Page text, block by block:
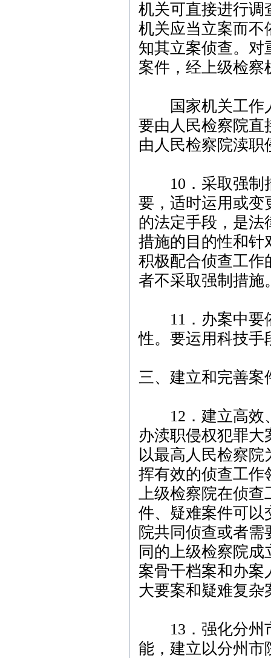
机关可直接进行调
机关应当立案而不
知其立案侦查。对
案件，经上级检察
国家机关工作人
要由人民检察院直
由人民检察院渎职
10．采取强制措
要，适时运用或变
的法定手段，是法
措施的目的性和针
积极配合侦查工作
者不采取强制措施
11．办案中要依
性。要运用科技手
三、建立和完善案
12．建立高效、
办渎职侵权犯罪
以最高人民检察
挥有效的侦查工作
上级检察院在侦查
件、疑难案件可以
院共同侦查或者
同的上级检察院
案骨干档案和办案
大要案和疑难复杂
13．强化分州市
能，建立以分州市